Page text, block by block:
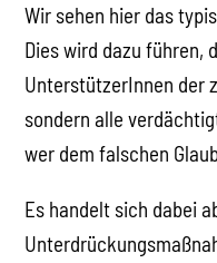
Wir sehen hier das
Dies wird dazu führen,
UnterstützerInnen der
sondern alle
wer dem falschen
Es handelt sich dabei